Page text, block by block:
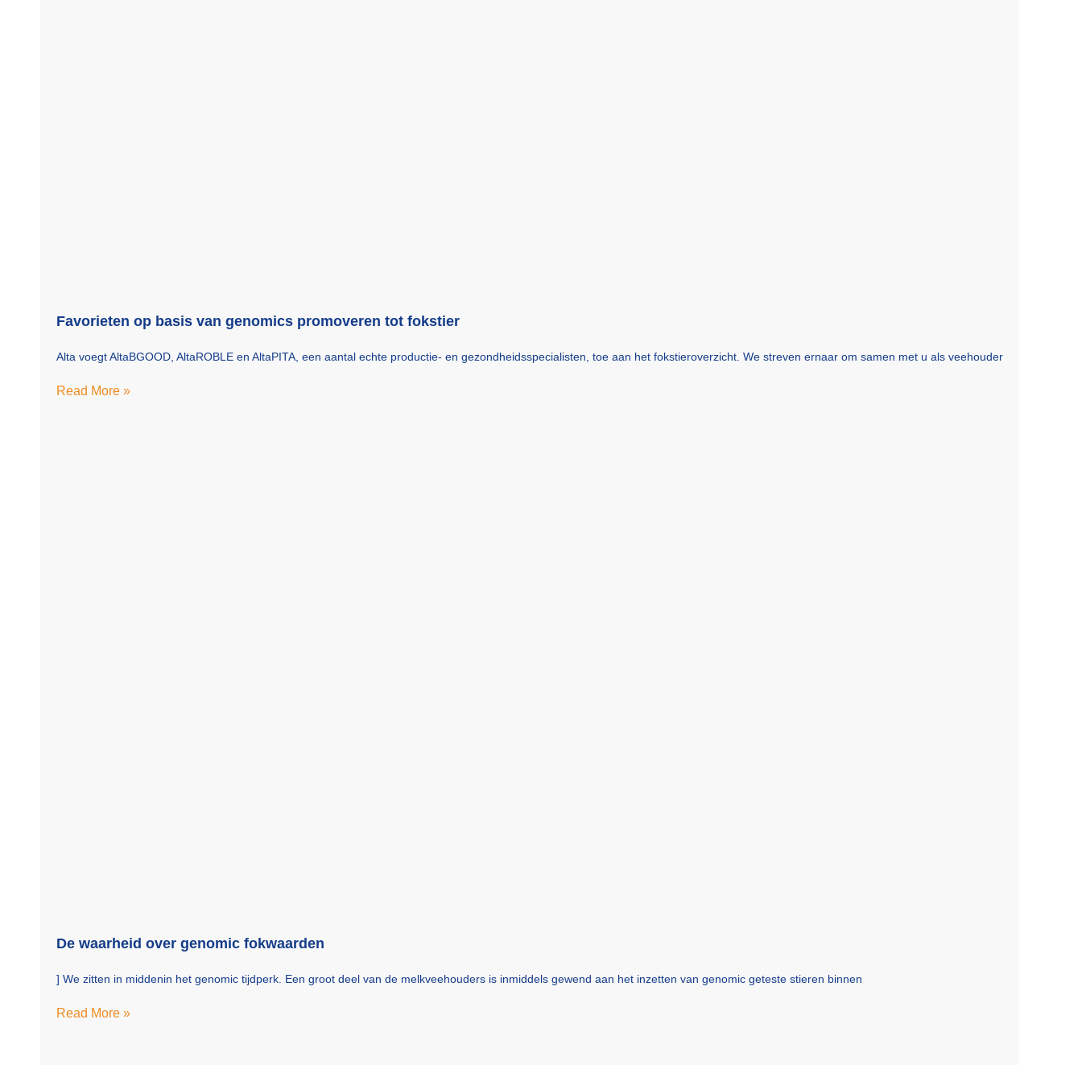
Favorieten op basis van genomics promoveren tot fokstier
Alta voegt AltaBGOOD, AltaROBLE en AltaPITA, een aantal echte productie- en gezondheidsspecialisten, toe aan het fokstieroverzicht. We streven ernaar om samen met u als veehouder
Read More »
De waarheid over genomic fokwaarden
] We zitten in middenin het genomic tijdperk. Een groot deel van de melkveehouders is inmiddels gewend aan het inzetten van genomic geteste stieren binnen
Read More »